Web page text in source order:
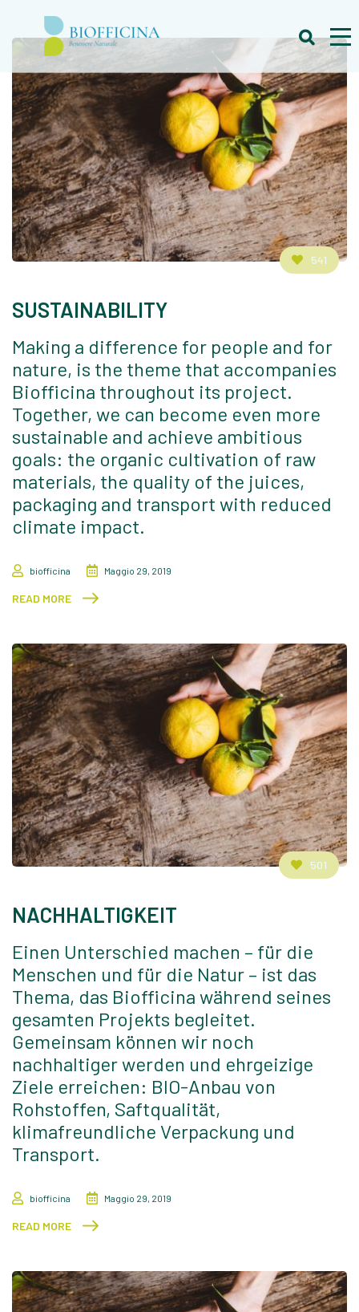
541
SUSTAINABILITY
Making a difference for people and for
nature, is the theme that accompanies
Biofficina throughout its project.
Together, we can become even more
sustainable and achieve ambitious
goals: the organic cultivation of raw
materials, the quality of the juices,
packaging and transport with reduced
climate impact.
biofficina Maggio 29, 2019
READ MORE
501
NACHHALTIGKEIT
Einen Unterschied machen – für die
Menschen und für die Natur – ist das
Thema, das Biofficina während seines
gesamten Projekts begleitet.
Gemeinsam können wir noch
nachhaltiger werden und ehrgeizige
Ziele erreichen: BIO-Anbau von
Rohstoffen, Saftqualität,
klimafreundliche Verpackung und
Transport.
biofficina Maggio 29, 2019
READ MORE